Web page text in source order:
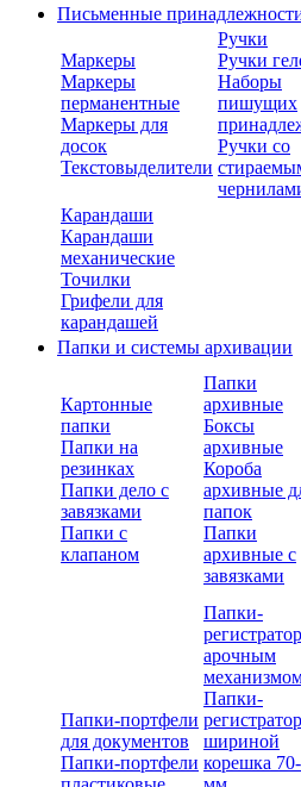
Письменные
Маркеры
Маркеры
перманентные
Маркеры для
досок
Текстовыделители
Ручки
Ручки
Наборы
пишущих
Ручки со
Карандаши
Карандаши
механические
Точилки
Грифели для
карандашей
Папки и системы архивации
Картонные
папки
Папки на
резинках
Папки дело с
завязками
Папки с
клапаном
Папки
архивные
Боксы
архивные
Короба
архивные
папок
Папки
архивные с
завязками
Папки-портфели
для документов
Папки-портфели
Папки-
арочным
Папки-
шириной
корешка